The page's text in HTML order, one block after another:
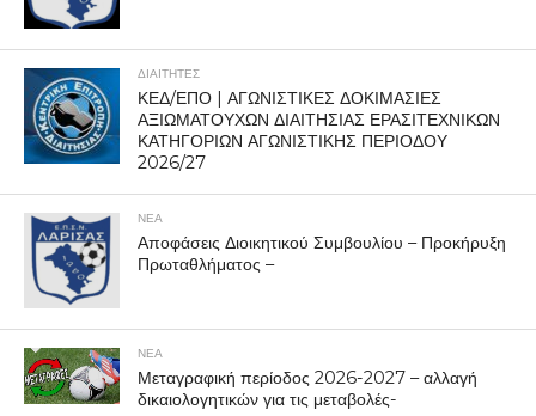
ΔΙΑΙΤΗΤΕΣ
ΚΕΔ/ΕΠΟ | ΑΓΩΝΙΣΤΙΚΕΣ ΔΟΚΙΜΑΣΙΕΣ
ΑΞΙΩΜΑΤΟΥΧΩΝ ΔΙΑΙΤΗΣΙΑΣ ΕΡΑΣΙΤΕΧΝΙΚΩΝ
ΚΑΤΗΓΟΡΙΩΝ ΑΓΩΝΙΣΤΙΚΗΣ ΠΕΡΙΟΔΟΥ
2026/27
ΝΕΑ
Αποφάσεις Διοικητικού Συμβουλίου – Προκήρυξη
Πρωταθλήματος –
ΝΕΑ
Μεταγραφική περίοδος 2026-2027 – αλλαγή
δικαιολογητικών για τις μεταβολές-